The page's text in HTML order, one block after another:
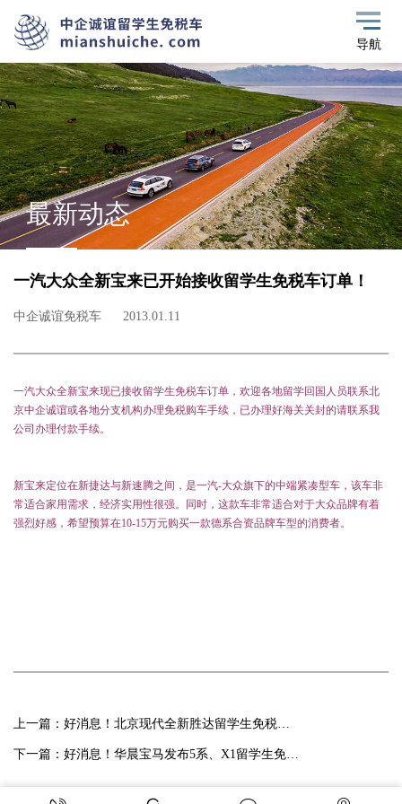
导航
最新动态
一汽大众全新宝来已开始接收留学生免税车订单！
中企诚谊免税车 2013.01.11
一汽大众全新宝来现已接收留学生免税车订单，欢迎各地留学回国人员联系北
京中企诚谊或各地分支机构办理免税购车手续，已办理好海关关封的请联系我
公司办理付款手续。
新宝来定位在新捷达与新速腾之间，是一汽-大众旗下的中端紧凑型车，该车非
常适合家用需求，经济实用性很强。同时，这款车非常适合对于大众品牌有着
强烈好感，希望预算在10-15万元购买一款德系合资品牌车型的消费者。
上一篇： 好消息！北京现代全新胜达留学生免税车价格已公布!
下一篇： 好消息！华晨宝马发布5系、X1留学生免税车最新价格！